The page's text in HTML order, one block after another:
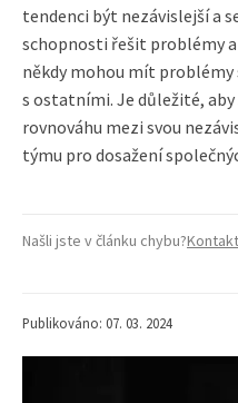
tendenci být nezávislejší a
schopnosti řešit problémy
někdy mohou mít problémy
s ostatními. Je důležité,
rovnováhu mezi svou
týmu pro dosažení
Našli jste v článku chybu?
Publikováno: 07. 03. 2024